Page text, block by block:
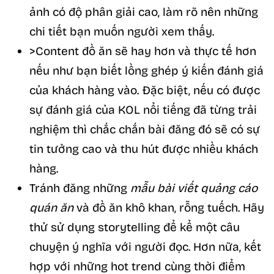
ảnh có độ phân giải cao, làm rõ nên những
chi tiết bạn muốn người xem thấy.
>Content đồ ăn sẽ hay hơn và thực tế hơn
nếu như bạn biết lồng ghép ý kiến đánh giá
của khách hàng vào. Đặc biệt, nếu có được
sự đánh giá của KOL nổi tiếng đã từng trải
nghiệm thì chắc chắn bài đăng đó sẽ có sự
tin tưởng cao và thu hút được nhiều khách
hàng.
Tránh đăng những mẫu bài viết quảng cáo
quán ănvà đồ ăn khô khan, rỗng tuếch. Hãy
thử sử dụng storytelling để kể một câu
chuyện ý nghĩa với người đọc. Hơn nữa, kết
hợp với những hot trend cùng thời điểm